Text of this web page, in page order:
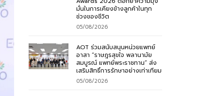
มั่นในการเคียงข้างลูกค้าในทุก
ช่วงของชีวิต
05/08/2026
AOT ร่วมสนับสนุนหน่วยแพทย์
อาสา “ราษฎรสุขใจ พลานามัย
สมบูรณ์ แพทย์พระราชทาน” ส่ง
เสริมสิทธิ์การรักษาอย่างเท่าเทียม
05/08/2026